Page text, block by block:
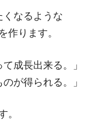
くなるような
作ります。
成長出来る。」
が得られる。」
。